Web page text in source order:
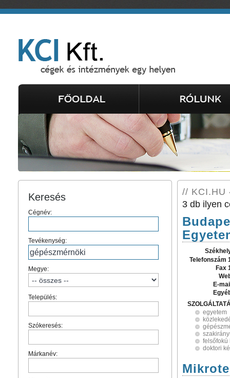
Keresés
Cégnév:
Tevékenység:
Megye:
Település:
Szókeresés:
Márkanév:
// KCI.HU
3 db ilyen
Telefonszám
Fax
E-
egyetem
felsőfokú
doktori